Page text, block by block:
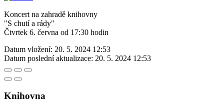
Koncert na zahradě knihovny
"S chutí a rády"
Čtvrtek 6. června od 17:30 hodin
Datum vložení: 20. 5. 2024 12:53
Datum poslední aktualizace: 20. 5. 2024 12:53
Knihovna